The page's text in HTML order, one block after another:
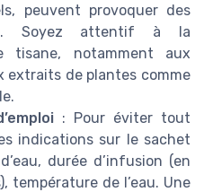
peuvent provoquer des
Soyez attentif à la
tisane, notamment aux
extraits de plantes comme
: Pour éviter tout
indications sur le sachet
durée d’infusion (en
température de l’eau. Une